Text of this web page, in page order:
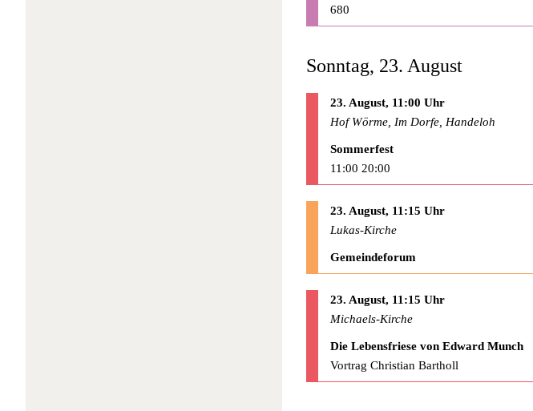
680
Sonntag, 23. August
23. August, 11:00 Uhr
Hof Wörme, Im Dorfe, Handeloh
Sommerfest
11:00 20:00
23. August, 11:15 Uhr
Lukas-Kirche
Gemeindeforum
23. August, 11:15 Uhr
Michaels-Kirche
Die Lebensfriese von Edward Munch
Vortrag Christian Bartholl